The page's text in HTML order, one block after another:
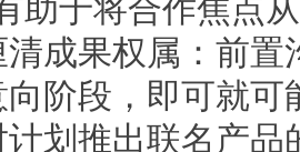
助于将合作焦点
成果权属：前
向阶段，即可就
划推出联名产